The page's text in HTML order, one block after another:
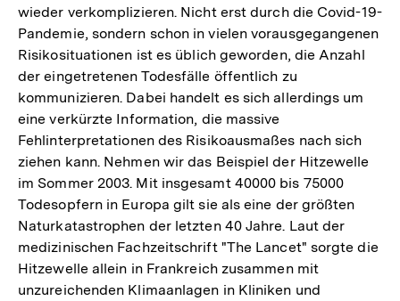
wieder verkomplizieren. Nicht erst durch die Covid-19-
Pandemie, sondern schon in vielen vorausgegangenen
Risikosituationen ist es üblich geworden, die Anzahl
der eingetretenen Todesfälle öffentlich zu
kommunizieren. Dabei handelt es sich allerdings um
eine verkürzte Information, die massive
Fehlinterpretationen des Risikoausmaßes nach sich
ziehen kann. Nehmen wir das Beispiel der Hitzewelle
im Sommer 2003. Mit insgesamt 40000 bis 75000
Todesopfern in Europa gilt sie als eine der größten
Naturkatastrophen der letzten 40 Jahre. Laut der
medizinischen Fachzeitschrift "The Lancet" sorgte die
Hitzewelle allein in Frankreich zusammen mit
unzureichenden Klimaanlagen in Kliniken und